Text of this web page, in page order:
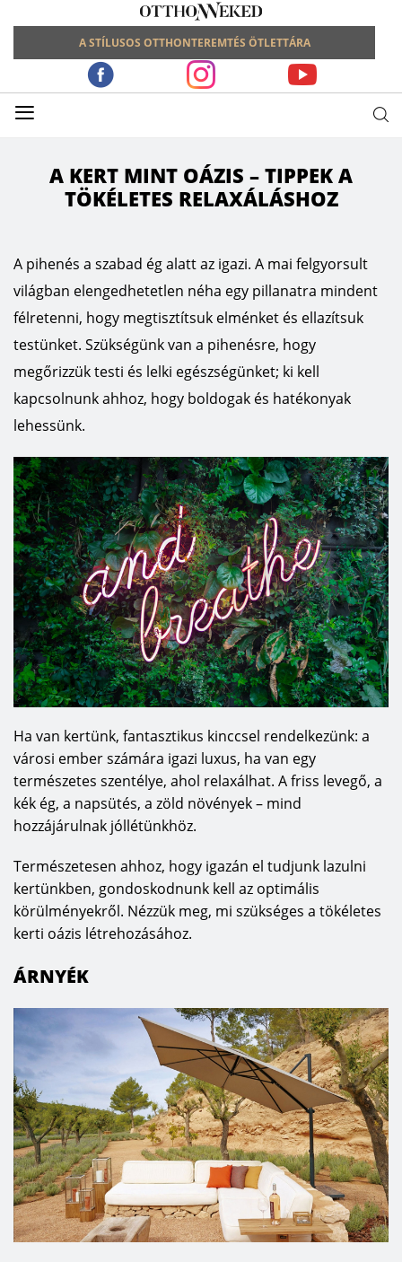
A STÍLUSOS OTTHONTEREMTÉS ÖTLETTÁRA
≡
A KERT MINT OÁZIS – TIPPEK A
TÖKÉLETES RELAXÁLÁSHOZ
A pihenés a szabad ég alatt az igazi. A mai felgyorsult
világban elengedhetetlen néha egy pillanatra mindent
félretenni, hogy megtisztítsuk elménket és ellazítsuk
testünket. Szükségünk van a pihenésre, hogy
megőrizzük testi és lelki egészségünket; ki kell
kapcsolnunk ahhoz, hogy boldogak és hatékonyak
lehessünk.
Ha van kertünk, fantasztikus kinccsel rendelkezünk: a
városi ember számára igazi luxus, ha van egy
természetes szentélye, ahol relaxálhat. A friss levegő, a
kék ég, a napsütés, a zöld növények – mind
hozzájárulnak jóllétünkhöz.
Természetesen ahhoz, hogy igazán el tudjunk lazulni
kertünkben, gondoskodnunk kell az optimális
körülményekről. Nézzük meg, mi szükséges a tökéletes
kerti oázis létrehozásához.
ÁRNYÉK